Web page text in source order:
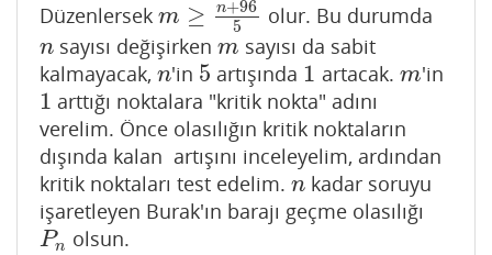
Düzenlersek m ≥ n+96
5
m≥ n+ 965 olur. Bu durumda
n
nsayısı değişirken m
m sayısı da sabit
kalmayacak, n
n'in 5
5 artışında 1
1 artacak. m
m'in
1
1 arttığı noktalara "kritik nokta" adını
verelim. Önce olasılığın kritik noktaların
dışında kalan artışını inceleyelim, ardından
kritik noktaları test edelim. n
nkadar soruyu
işaretleyen Burak'ın barajı geçme olasılığı
Pn
Pn olsun.